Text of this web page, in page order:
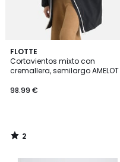
FLOTTE
Cortavientos mixto con
cremallera, semilargo AMELOT
98.99 €
2
/
5
2
/